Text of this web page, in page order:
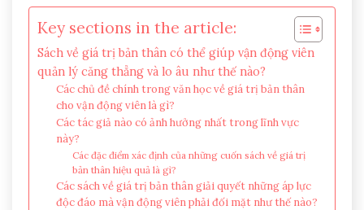
Key sections in the article:
Sách về giá trị bản thân có thể giúp vận động viên
quản lý căng thẳng và lo âu như thế nào?
Các chủ đề chính trong văn học về giá trị bản thân
cho vận động viên là gì?
Các tác giả nào có ảnh hưởng nhất trong lĩnh vực
này?
Các đặc điểm xác định của những cuốn sách về giá trị
bản thân hiệu quả là gì?
Các sách về giá trị bản thân giải quyết những áp lực
độc đáo mà vận động viên phải đối mặt như thế nào?